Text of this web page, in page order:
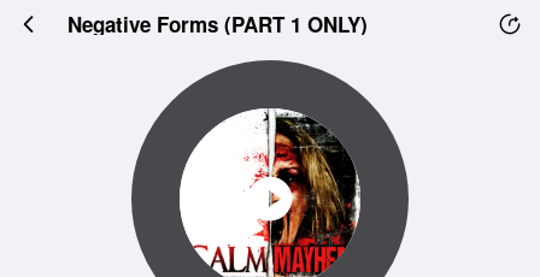
Negative Forms (PART 1 ONLY)